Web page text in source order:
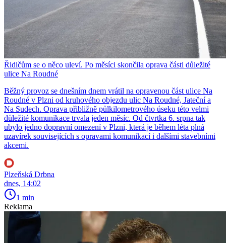
Řidičům se o něco uleví. Po měsíci skončila oprava části důležité
ulice Na Roudné
Běžný provoz se dnešním dnem vrátil na opravenou část ulice Na
Roudné v Plzni od kruhového objezdu ulic Na Roudné, Jateční a
Na Sudech. Oprava přibližně půlkilometrového úseku této velmi
důležité komunikace trvala jeden měsíc. Od čtvrtka 6. srpna tak
ubylo jedno dopravní omezení v Plzni, která je během léta plná
uzavírek souvisejících s opravami komunikací i dalšími stavebními
akcemi.
Plzeňská Drbna
dnes, 14:02
1 min
Reklama